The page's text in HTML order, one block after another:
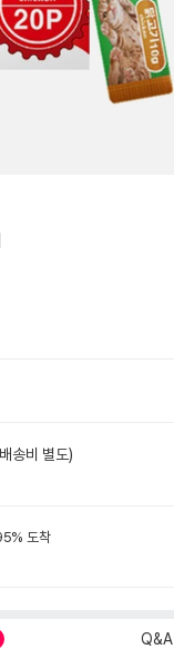
송비 별도)
도착
Q&A